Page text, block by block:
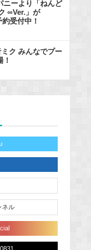
ニーより「ねんど
∞Ver.」が
受付中！
ク みんなでプー
ネル